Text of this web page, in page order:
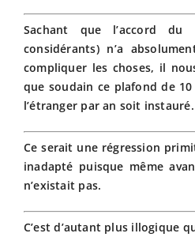
Sachant que l’accord
considérants) n’a
compliquer les choses, il
que soudain ce plafond de
l’étranger par an soit instauré.
Ce serait une régression
inadapté puisque même
n’existait pas.
C’est d’autant plus illogique